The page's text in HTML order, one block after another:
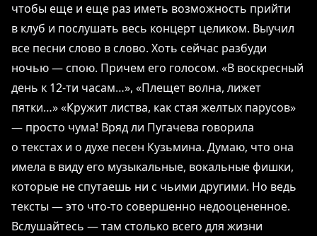
чтобы еще и еще раз иметь возможность прийти
в клуб и послушать весь концерт целиком. Выучил
все песни слово в слово. Хоть сейчас разбуди
ночью ― спою. Причем его голосом. «В воскресный
день к 12-ти часам…», «Плещет волна, лижет
пятки…» «Кружит листва, как стая желтых парусов»
― просто чума! Вряд ли Пугачева говорила
о текстах и о духе песен Кузьмина. Думаю, что она
имела в виду его музыкальные, вокальные фишки,
которые не спутаешь ни с чьими другими. Но ведь
тексты ― это что-то совершенно недооцененное.
Вслушайтесь ― там столько всего для жизни